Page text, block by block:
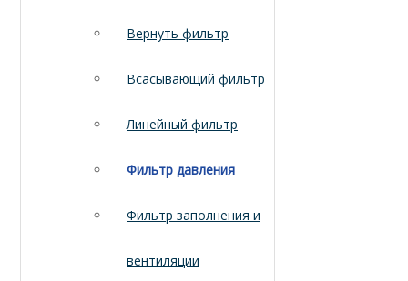
Вернуть фильтр
Всасывающий фильтр
Линейный фильтр
Фильтр давления
Фильтр заполнения и
вентиляции